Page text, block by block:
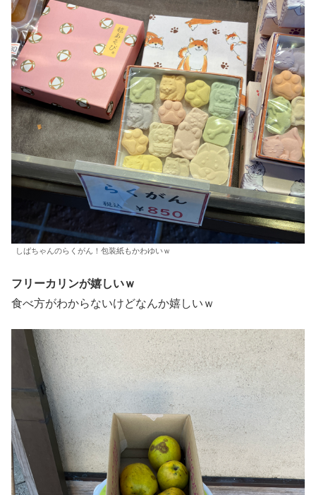
しばちゃんのらくがん！包装紙もかわゆいｗ
フリーカリンが嬉しいｗ
食べ方がわからないけどなんか嬉しいｗ